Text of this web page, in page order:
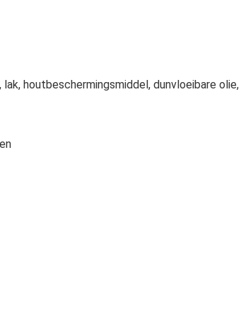
houtbeschermingsmiddel, dunvloeibare olie,